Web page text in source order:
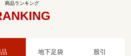
地下足袋 股引